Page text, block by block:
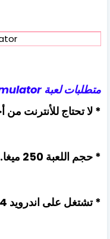
متطلبات لعبة Cooking Simulator:
* لا تحتاج للأنترنت
* حجم اللعبة 250 ميغا.
* تشتغل على اندرويد 4.4 فما فوق.